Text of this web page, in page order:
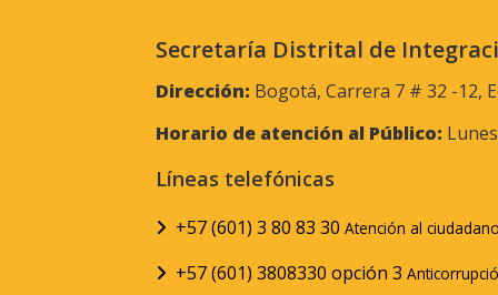
Secretaría Distrital de
Dirección: Bogotá, Carrera 7 # 32 -12,
Horario de atención al Público:
Líneas telefónicas
+57 (601) 3 80 83 30 Atención al
+57 (601) 3808330 opción 3